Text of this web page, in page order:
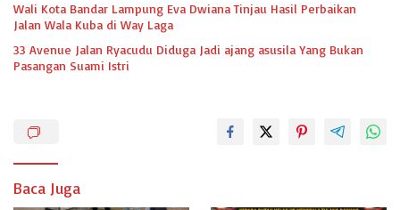
Wali Kota Bandar Lampung Eva Dwiana Tinjau Hasil Perbaikan
Jalan Wala Kuba di Way Laga
33 Avenue Jalan Ryacudu Diduga Jadi ajang asusila Yang Bukan
Pasangan Suami Istri
Baca Juga